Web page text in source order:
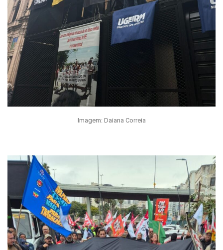
Imagem: Daiana Correia